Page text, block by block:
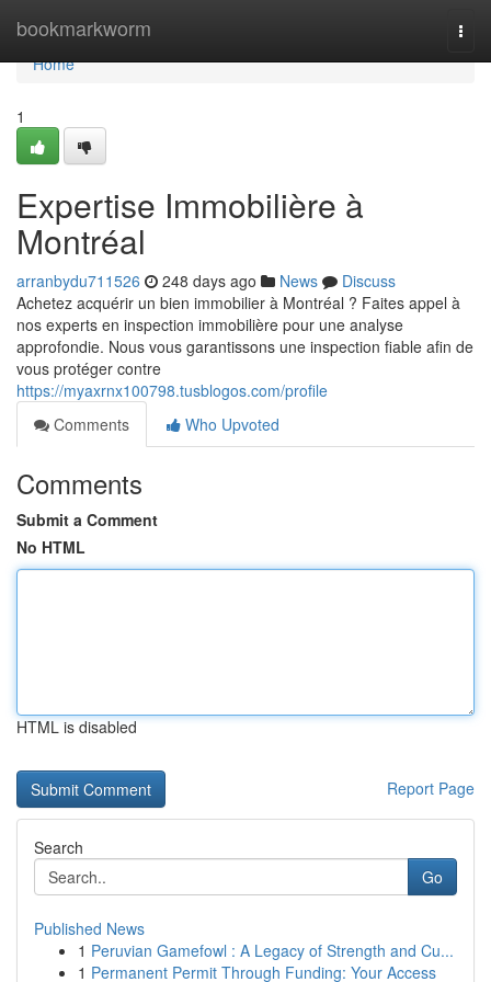
bookmarkworm
Home
Home
1
Expertise Immobilière à
Montréal
arranbydu711526 248 days ago News
Discuss
Achetez acquérir un bien immobilier à Montréal ? Faites appel à
nos experts en inspection immobilière pour une analyse
approfondie. Nous vous garantissons une inspection fiable afin de
vous protéger contre
https://myaxrnx100798.tusblogos.com/profile
Comments
Who Upvoted
Comments
Submit a Comment
No HTML
HTML is disabled
Report Page
Search
Go
Published News
1 Peruvian Gamefowl : A Legacy of Strength and Cu...
1 Permanent Permit Through Funding: Your Access